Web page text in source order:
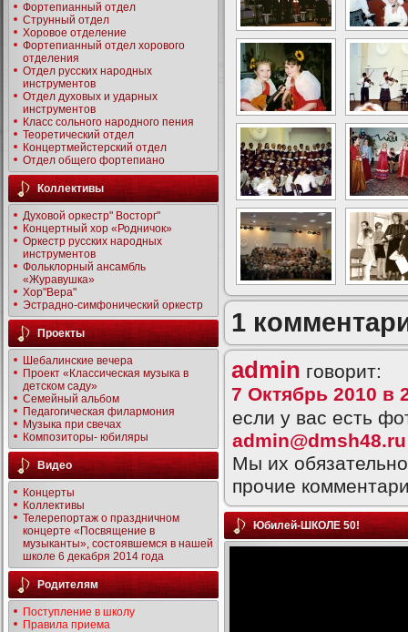
Фортепианный отдел
Струнный отдел
Хоровое отделение
Фортепианный отдел хорового
отделения
Отдел русских народных
инструментов
Отдел духовых и ударных
инструментов
Класс сольного народного пения
Теоретический отдел
Концертмейстерский отдел
Отдел общего фортепиано
Коллективы
Духовой оркестр" Восторг"
Концертный хор «Родничок»
Оркестр русских народных
инструментов
Фольклорный ансамбль
«Журавушка»
Хор"Вера"
Эстрадно-симфонический оркестр
Проекты
Шебалинские вечера
Проект «Классическая музыка в
детском саду»
Семейный альбом
Педагогическая филармония
Музыка при свечах
Композиторы- юбиляры
Видео
Концерты
Коллективы
Телерепортаж о праздничном
концерте «Посвящение в
музыканты», состоявшемся в нашей
школе 6 декабря 2014 года
Родителям
Поступление в школу
Правила приема
1
admin говорит:
7 Октябрь 2010 в
если у вас есть
admin@dmsh48.ru
Мы их
прочие
Юбилей-ШКОЛЕ 50!